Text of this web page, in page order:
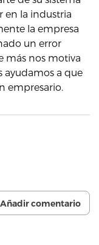
en la industria
la empresa
un error
más nos motiva
ayudamos a que
empresario.
Añadir comentario